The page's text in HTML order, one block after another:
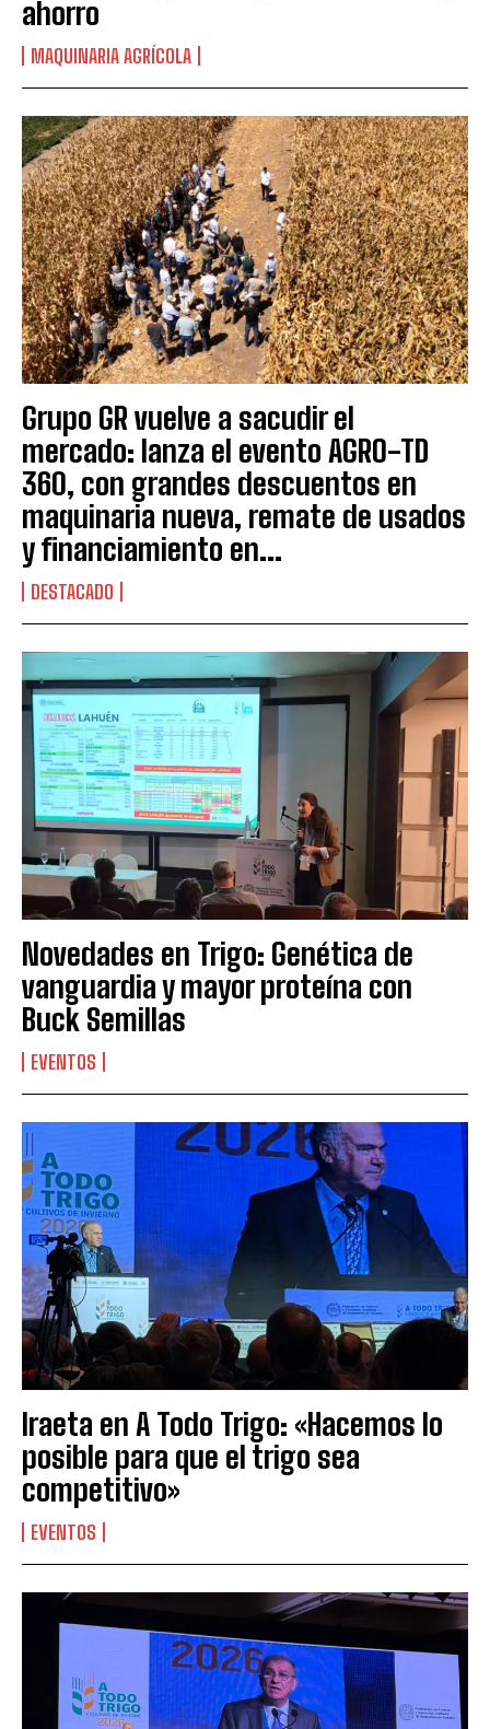
ahorro
MAQUINARIA AGRÍCOLA
Grupo GR vuelve a sacudir el
mercado: lanza el evento AGRO-TD
360, con grandes descuentos en
maquinaria nueva, remate de usados
y financiamiento en...
DESTACADO
Novedades en Trigo: Genética de
vanguardia y mayor proteína con
Buck Semillas
EVENTOS
Iraeta en A Todo Trigo: «Hacemos lo
posible para que el trigo sea
competitivo»
EVENTOS